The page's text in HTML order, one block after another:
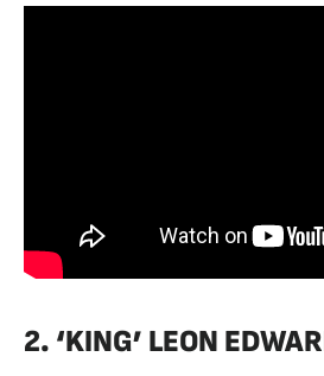
2. ‘KING’ LEON